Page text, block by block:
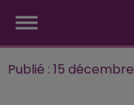
Publié : 15